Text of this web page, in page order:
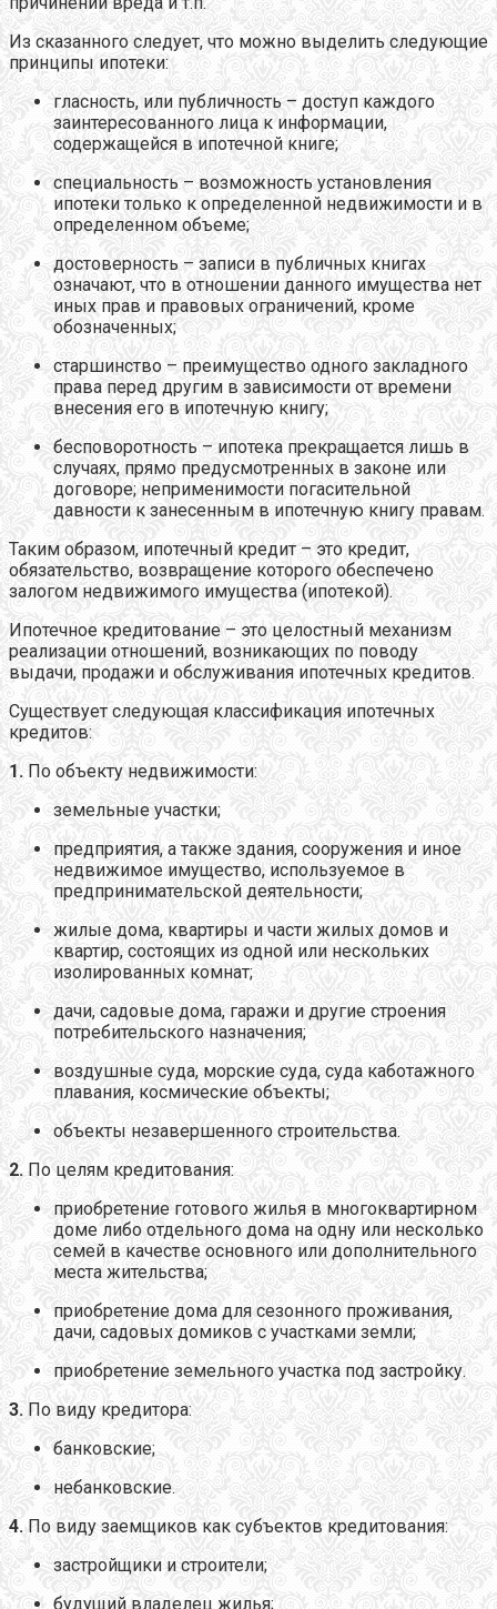
Из сказанного следует, что можно выделить следующие
принципы ипотеки:
гласность, или публичность – доступ каждого
заинтересованного лица к информации,
содержащейся в ипотечной книге;
специальность – возможность установления
ипотеки только к определенной недвижимости и в
определенном объеме;
достоверность – записи в публичных книгах
означают, что в отношении данного имущества нет
иных прав и правовых ограничений, кроме
обозначенных;
старшинство – преимущество одного закладного
права перед другим в зависимости от времени
внесения его в ипотечную книгу;
бесповоротность – ипотека прекращается лишь в
случаях, прямо предусмотренных в законе или
договоре; неприменимости погасительной
давности к занесенным в ипотечную книгу правам.
Таким образом, ипотечный кредит – это кредит,
обязательство, возвращение которого обеспечено
залогом недвижимого имущества (ипотекой).
Ипотечное кредитование – это целостный механизм
реализации отношений, возникающих по поводу
выдачи, продажи и обслуживания ипотечных кредитов.
Существует следующая классификация ипотечных
кредитов:
1. По объекту недвижимости:
земельные участки;
предприятия, а также здания, сооружения и иное
недвижимое имущество, используемое в
предпринимательской деятельности;
жилые дома, квартиры и части жилых домов и
квартир, состоящих из одной или нескольких
изолированных комнат;
дачи, садовые дома, гаражи и другие строения
потребительского назначения;
воздушные суда, морские суда, суда каботажного
плавания, космические объекты;
объекты незавершенного строительства.
2. По целям кредитования:
приобретение готового жилья в многоквартирном
доме либо отдельного дома на одну или несколько
семей в качестве основного или дополнительного
места жительства;
приобретение дома для сезонного проживания,
дачи, садовых домиков с участками земли;
приобретение земельного участка под застройку.
3. По виду кредитора:
банковские;
небанковские.
4. По виду заемщиков как субъектов кредитования:
застройщики и строители;
будущий владелец жилья;